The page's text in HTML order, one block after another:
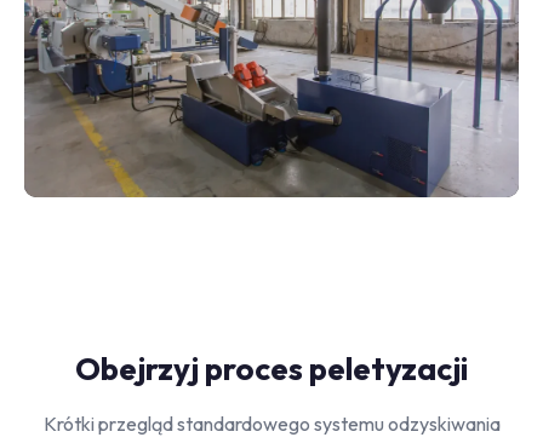
Obejrzyj proces peletyzacji
Krótki przegląd standardowego systemu odzyskiwania